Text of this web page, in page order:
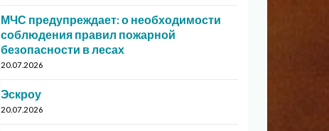
МЧС предупреждает: о необходимости
соблюдения правил пожарной
безопасности в лесах
20.07.2026
Эскроу
20.07.2026